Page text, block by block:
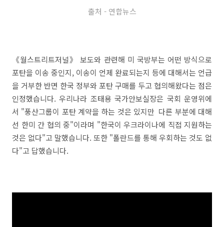
출처 - 연합뉴스
《월스트리트저널》 보도와 관련해 미 국방부는 어떤 방식으로
포탄을 이송 중인지, 이송이 언제 완료되는지 등에 대해서는 언급
을 거부한 반면 한국 정부와 포탄 구매를 두고 협의해왔다는 점은
인정했습니다. 우리나라 조태용 국가안보실장은 국회 운영위에
서 "풍산그룹이 포탄 계약을 하는 것은 있지만 다른 부분에 대해
선 한미 간 협의 중"이라며 "한국이 우크라이나에 직접 지원하는
것은 없다"고 말했습니다. 또한 "폴란드를 통해 우회하는 것도 없
다"고 답했습니다.